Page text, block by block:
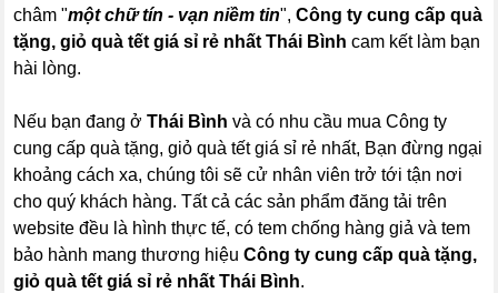
châm "một chữ tín - vạn niềm tin",Công ty cung cấp quà
tặng, giỏ quà tết giá sỉ rẻ nhất Thái Bình cam kết làm bạn
hài lòng.
Nếu bạn đang ởThái Bình và có nhu cầu mua Công ty
cung cấp quà tặng, giỏ quà tết giá sỉ rẻ nhất, Bạn đừng ngại
khoảng cách xa, chúng tôi sẽ cử nhân viên trở tới tận nơi
cho quý khách hàng. Tất cả các sản phẩm đăng tải trên
website đều là hình thực tế, có tem chống hàng giả và tem
bảo hành mang thương hiệuCông ty cung cấp quà tặng,
giỏ quà tết giá sỉ rẻ nhất Thái Bình.